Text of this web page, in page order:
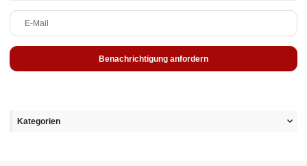
E-Mail
Benachrichtigung anfordern
Kategorien